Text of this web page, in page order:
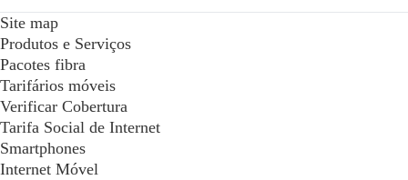
Site map
Produtos e Serviços
Pacotes fibra
Tarifários móveis
Verificar Cobertura
Tarifa Social de Internet
Smartphones
Internet Móvel